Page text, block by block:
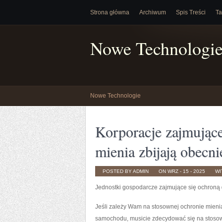
Strona główna Archiwum Spis Treści
Nowe
Nowe Technologie
Korporacje
mienia zbijają
POSTED BY ADMIN ON WRZ - 15 - 2025
Jednostki gospodarcze zajmujące się
Jeśli zależy Wam na stosownej ochronie
samochodu, musicie zdecydować się na